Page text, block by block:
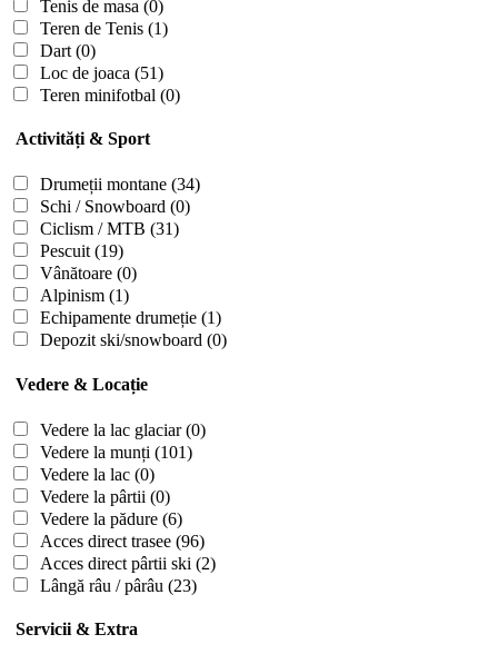
Tenis de masa (0)
Teren de Tenis (1)
Dart (0)
Loc de joaca (51)
Teren minifotbal (0)
Activități & Sport
Drumeții montane (34)
Schi / Snowboard (0)
Ciclism / MTB (31)
Pescuit(19)
Vânătoare (0)
Alpinism (1)
Echipamente drumeție (1)
Depozit ski/snowboard (0)
Vedere & Locație
Vedere la lac glaciar(0)
Vedere la munți (101)
Vedere la lac (0)
Vedere la pârtii (0)
Vedere la pădure (6)
Acces direct trasee (96)
Acces direct pârtii ski (2)
Lângă râu / pârâu (23)
Servicii & Extra